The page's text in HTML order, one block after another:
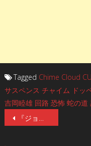
Tagged Chime Cloud
サスペンス チャイム ドッ
吉岡睦雄 回路 恐怖 蛇の道
投
『ジョン・ウィック』制作スタッフ×ジョーダン・ピール(『ゲット・アウト』『NOPE／ノープ』)プロデュースの話題作『モンキーマン』8/23(金)公開！予告映像＆ポスター解禁！